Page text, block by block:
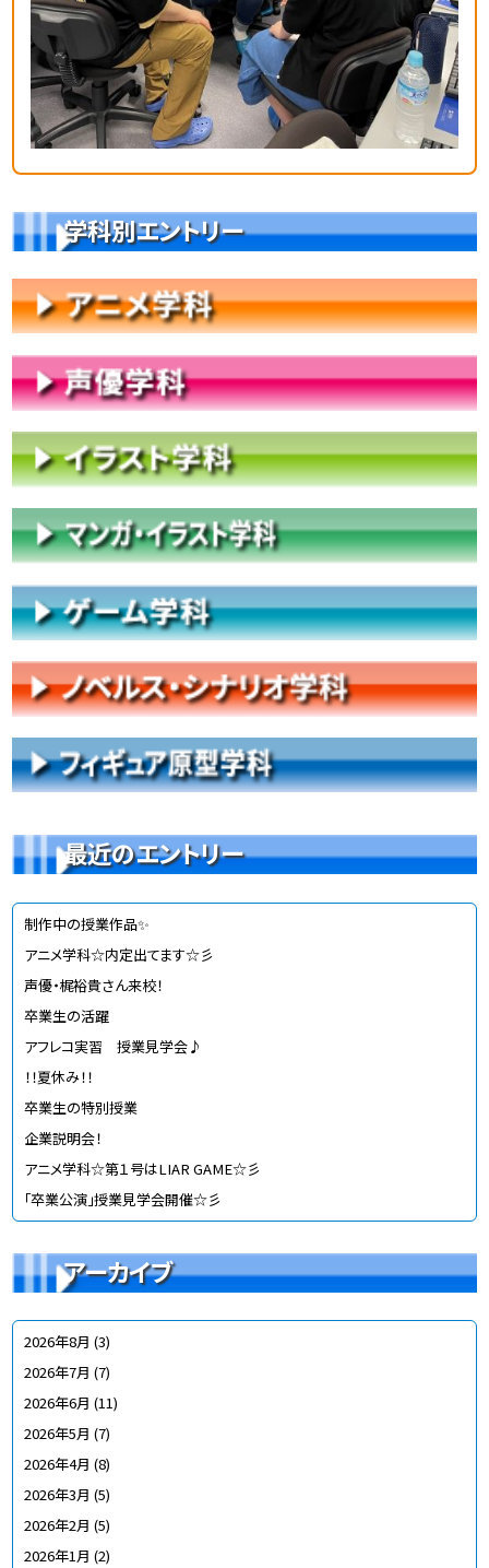
学科別エントリー
最近のエントリー
制作中の授業作品✨
アニメ学科☆内定出てます☆彡
声優・梶裕貴さん来校！
卒業生の活躍
アフレコ実習 授業見学会♪
！！夏休み！！
卒業生の特別授業
企業説明会！
アニメ学科☆第１号はLIAR GAME☆彡
「卒業公演」授業見学会開催☆彡
アーカイブ
2026年8月 (3)
2026年7月 (7)
2026年6月 (11)
2026年5月 (7)
2026年4月 (8)
2026年3月 (5)
2026年2月 (5)
2026年1月 (2)